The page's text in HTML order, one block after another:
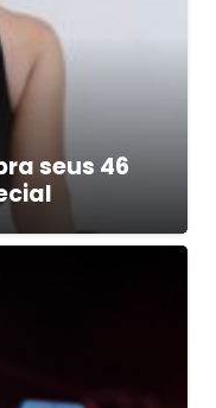
seus 46